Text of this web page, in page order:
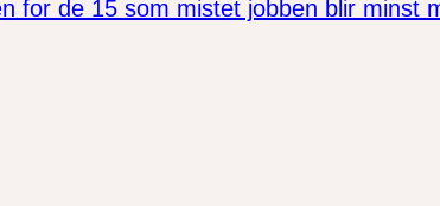
for de 15 som mistet jobben blir minst